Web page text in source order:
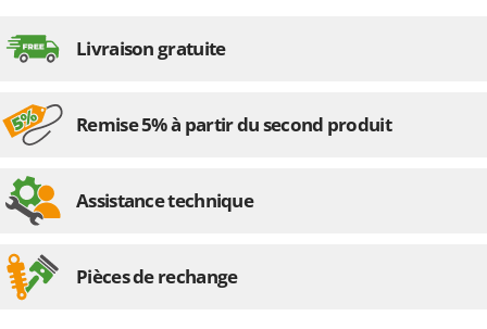
Livraison gratuite
Remise 5% à partir du second produit
Assistance technique
Pièces de rechange